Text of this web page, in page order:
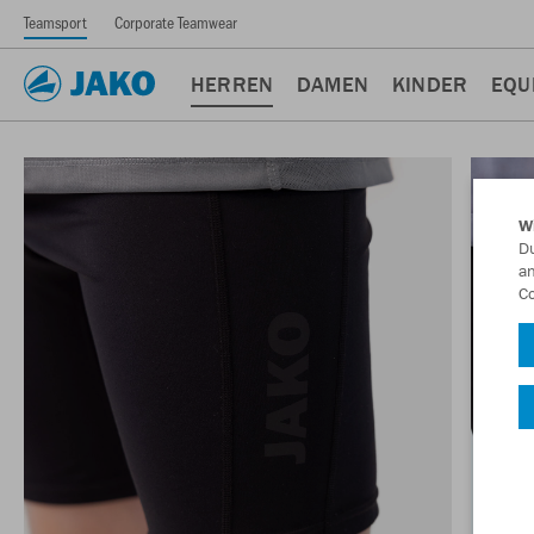
Teamsport Corporate Teamwear
HERREN DAMEN KINDER